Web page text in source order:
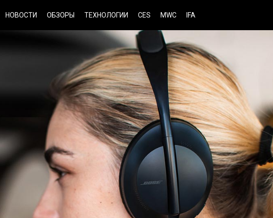
НОВОСТИ ОБЗОРЫ ТЕХНОЛОГИИ CES MWC IFA